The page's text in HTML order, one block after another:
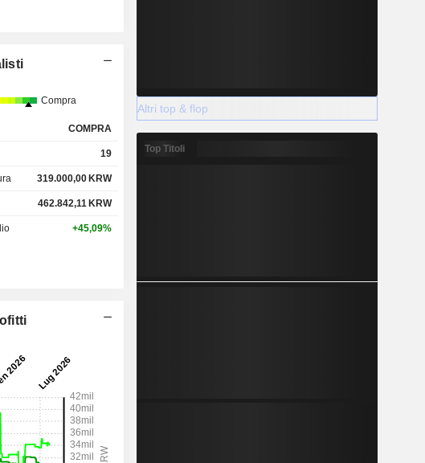
Compra
COMPRA
19
319.000,00KRW
462.842,11 KRW
+45,09%
Altri top & flop
Top Titoli